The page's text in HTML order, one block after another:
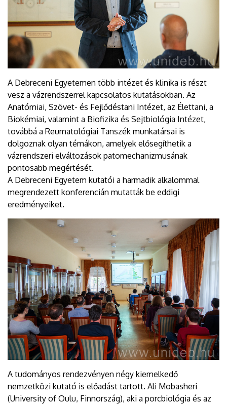
A Debreceni Egyetemen több intézet és klinika is részt
vesz a vázrendszerrel kapcsolatos kutatásokban. Az
Anatómiai, Szövet- és Fejlődéstani Intézet, az Élettani, a
Biokémiai, valamint a Biofizika és Sejtbiológia Intézet,
továbbá a Reumatológiai Tanszék munkatársai is
dolgoznak olyan témákon, amelyek elősegíthetik a
vázrendszeri elváltozások patomechanizmusának
pontosabb megértését.
A Debreceni Egyetem kutatói a harmadik alkalommal
megrendezett konferencián mutatták be eddigi
eredményeiket.
A tudományos rendezvényen négy kiemelkedő
nemzetközi kutató is előadást tartott. Ali Mobasheri
(University of Oulu, Finnország), aki a porcbiológia és az